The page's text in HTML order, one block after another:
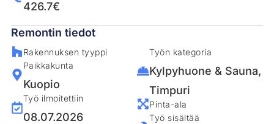
426.7€
Remontin tiedot
Rakennuksen tyyppi
Paikkakunta
Kuopio
Työ ilmoitettiin
08.07.2026
Työn kategoria
Kylpyhuone & Sauna,
Timpuri
Pinta-ala
Työ sisältää